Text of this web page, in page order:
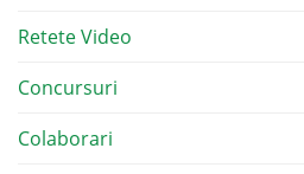
Retete Video
Concursuri
Colaborari